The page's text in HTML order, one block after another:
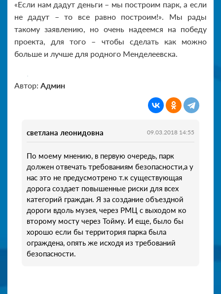
«Если нам дадут деньги – мы построим парк, а если
не дадут – то все равно построим!». Мы рады
такому заявлению, но очень надеемся на победу
проекта, для того – чтобы сделать как можно
больше и лучше для родного Менделеевска.
Автор: Админ
светлана леонидовна 09.03.2018 14:55
По моему мнению, в первую очередь, парк
должен отвечать требованиям безопасности,а у
нас это не предусмотрено т.к существующая
дорога создает повышенные риски для всех
категорий граждан. Я за создание объездной
дороги вдоль музея, через РМЦ с выходом ко
второму мосту через Тойму. И еще, было бы
хорошо если бы территория парка была
ограждена, опять же исходя из требований
безопасности.